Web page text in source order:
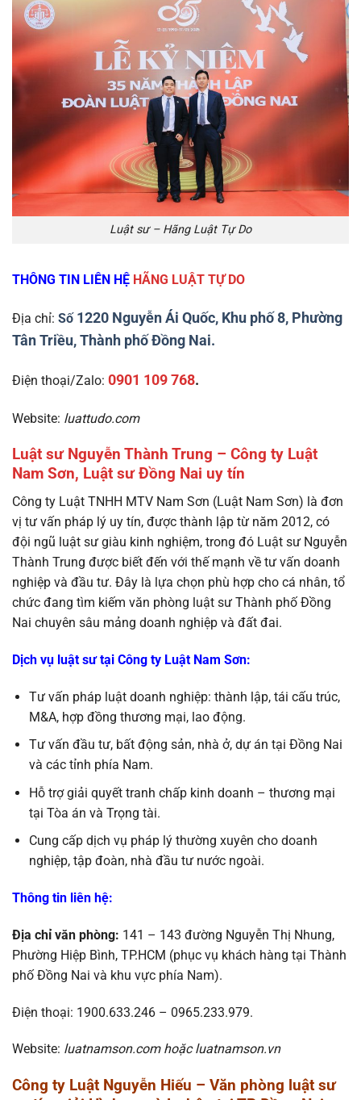
Luật sư – Hãng Luật Tự Do
THÔNG TIN LIÊN HỆ HÃNG LUẬT TỰ DO
Địa chỉ: Số 1220 Nguyễn Ái Quốc, Khu phố 8, Phường
Tân Triều, Thành phốĐồng Nai.
Điện thoại/Zalo: 0901 109 768.
Website: luattudo.com
Luật sư Nguyễn Thành Trung – Công ty Luật
Nam Sơn, Luật sư Đồng Nai uy tín
Công ty Luật TNHH MTV Nam Sơn (Luật Nam Sơn) là đơn
vị tư vấn pháp lý uy tín, được thành lập từ năm 2012, có
đội ngũ luật sư giàu kinh nghiệm, trong đó Luật sư Nguyễn
Thành Trung được biết đến với thế mạnh về tư vấn doanh
nghiệp và đầu tư. Đây là lựa chọn phù hợp cho cá nhân, tổ
chức đang tìm kiếm văn phòng luật sư Thành phố Đồng
Nai chuyên sâu mảng doanh nghiệp và đất đai.
Dịch vụ luật sư tại Công ty Luật Nam Sơn:
Tư vấn pháp luật doanh nghiệp: thành lập, tái cấu trúc,
M&A, hợp đồng thương mại, lao động.
Tư vấn đầu tư, bất động sản, nhà ở, dự án tại Đồng Nai
và các tỉnh phía Nam.
Hỗ trợ giải quyết tranh chấp kinh doanh – thương mại
tại Tòa án và Trọng tài.
Cung cấp dịch vụ pháp lý thường xuyên cho doanh
nghiệp, tập đoàn, nhà đầu tư nước ngoài.
Thông tin liên hệ:
Địa chỉ văn phòng: 141 – 143 đường Nguyễn Thị Nhung,
Phường Hiệp Bình, TP.HCM (phục vụ khách hàng tại Thành
phố Đồng Nai và khu vực phía Nam).
Điện thoại: 1900.633.246 – 0965.233.979.
Website: luatnamson.com hoặc luatnamson.vn
Công ty Luật Nguyễn Hiếu – Văn phòng luật sư